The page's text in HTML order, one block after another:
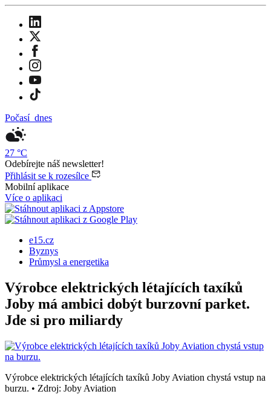
Počasí dnes
27 °C
Odebírejte náš newsletter!
Přihlásit se k rozesílce
Mobilní aplikace
Více o aplikaci
e15.cz
Byznys
Průmysl a energetika
Výrobce elektrických létajících taxíků
Joby má ambici dobýt burzovní parket.
Jde si pro miliardy
Výrobce elektrických létajících taxíků Joby Aviation chystá vstup na
burzu. • Zdroj: Joby Aviation